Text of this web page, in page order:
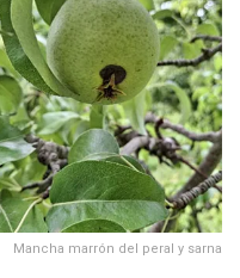
Mancha marrón del peral y sarna